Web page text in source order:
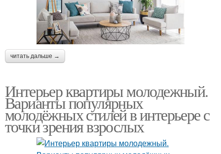
читать дальше →
Интерьер квартиры молодежный.
Варианты популярных
молодёжных стилей в интерьере с
точки зрения взрослых